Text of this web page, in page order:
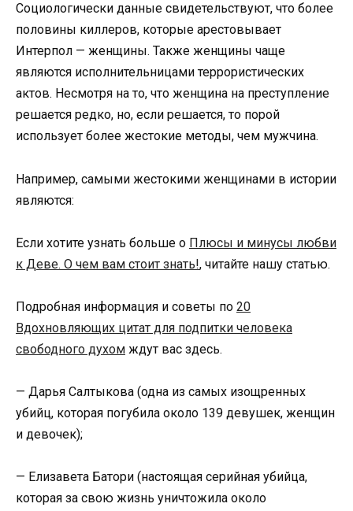
Социологически данные свидетельствуют, что более
половины киллеров, которые арестовывает
Интерпол — женщины. Также женщины чаще
являются исполнительницами террористических
актов. Несмотря на то, что женщина на преступление
решается редко, но, если решается, то порой
использует более жестокие методы, чем мужчина.
Например, самыми жестокими женщинами в истории
являются:
Если хотите узнать больше о Плюсы и минусы любви
к Деве. О чем вам стоит знать!, читайте нашу статью.
Подробная информация и советы по 20
Вдохновляющих цитат для подпитки человека
свободного духом ждут вас здесь.
— Дарья Салтыкова (одна из самых изощренных
убийц, которая погубила около 139 девушек, женщин
и девочек);
— Елизавета Батори (настоящая серийная убийца,
которая за свою жизнь уничтожила около